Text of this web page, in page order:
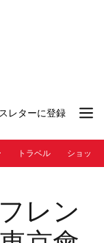
レターに登録
トラベル ショッピ
レン